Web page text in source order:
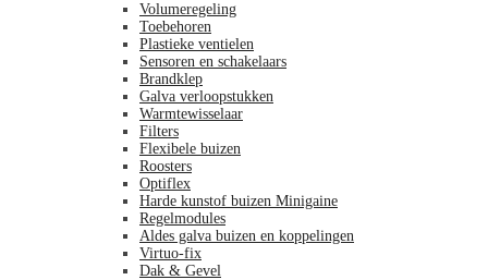
Volumeregeling
Toebehoren
Plastieke ventielen
Sensoren en schakelaars
Brandklep
Galva verloopstukken
Warmtewisselaar
Filters
Flexibele buizen
Roosters
Optiflex
Harde kunstof buizen Minigaine
Regelmodules
Aldes galva buizen en koppelingen
Virtuo-fix
Dak & Gevel